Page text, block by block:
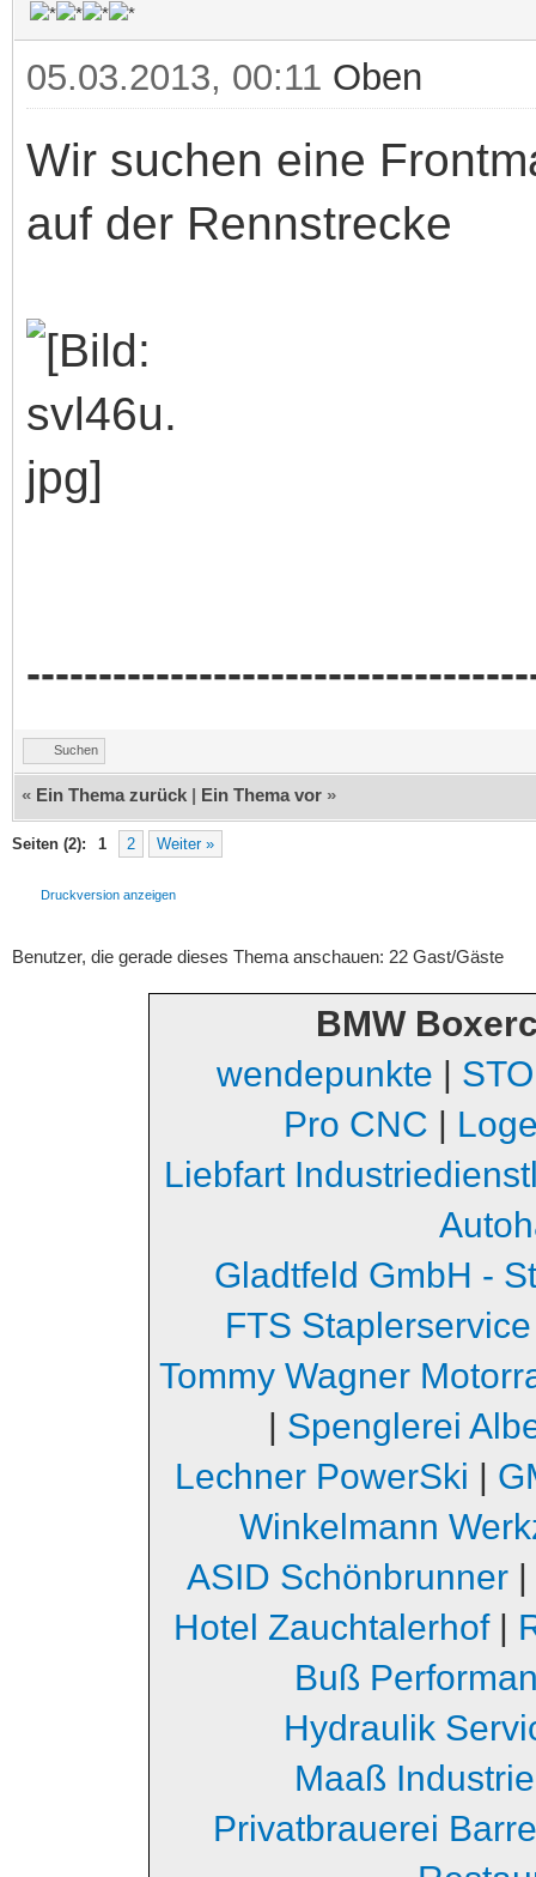
05.03.2013, 00:11 Oben
Wir suchen eine
auf der Rennstrecke
Suchen
« Ein Thema zurück | Ein Thema vor »
Seiten (2): 1 2 Weiter »
Druckversion anzeigen
Benutzer, die gerade dieses Thema anschauen: 22 Gast/Gäste
BMW
wendepunkte |
Pro CNC |
Liebfart
Gladtfeld GmbH -
FTS Staplerservice
Tommy Wagner
| Spenglerei
Lechner PowerSki |
Winkelmann
ASID Schönbrunner|
Hotel Zauchtalerhof|
Buß
Hydraulik
Maaß
Privatbrauerei Barre